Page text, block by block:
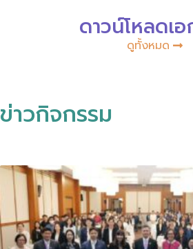
ดาวน์โหลดเอ
ดูทั้งหมด
ข่าวกิจกรรม